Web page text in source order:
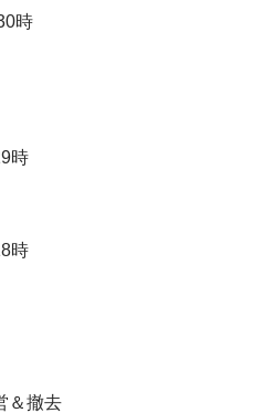
時
時
時
＆撤去